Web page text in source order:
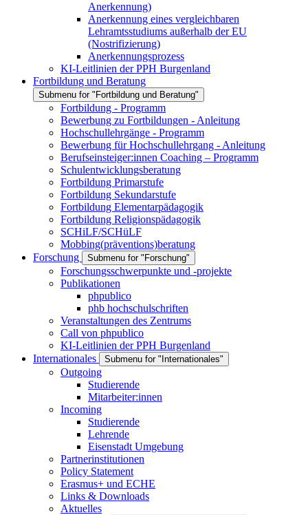
Anerkennung)
Anerkennung eines vergleichbaren
Lehramtsstudiums außerhalb der EU
(Nostrifizierung)
Anerkennungsprozess
KI-Leitlinien der PPH Burgenland
Fortbildung und Beratung
Submenu for "Fortbildung und Beratung"
Fortbildung - Programm
Bewerbung zu Fortbildungen - Anleitung
Hochschullehrgänge - Programm
Bewerbung für Hochschullehrgang - Anleitung
Berufseinsteiger:innen Coaching – Programm
Schulentwicklungsberatung
Fortbildung Primarstufe
Fortbildung Sekundarstufe
Fortbildung Elementarpädagogik
Fortbildung Religionspädagogik
SCHiLF/SCHüLF
Mobbing(präventions)beratung
Forschung
Submenu for "Forschung"
Forschungsschwerpunkte und -projekte
Publikationen
phpublico
phb hochschulschriften
Veranstaltungen des Zentrums
Call von phpublico
KI-Leitlinien der PPH Burgenland
Internationales
Submenu for "Internationales"
Outgoing
Studierende
Mitarbeiter:innen
Incoming
Studierende
Lehrende
Eisenstadt Umgebung
Partnerinstitutionen
Policy Statement
Erasmus+ und ECHE
Links & Downloads
Aktuelles